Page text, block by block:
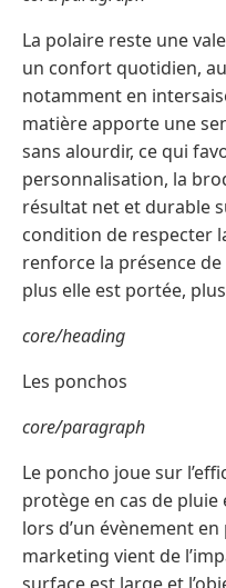
La polaire reste une
un confort quotidien,
notamment en
matière apporte une
sans alourdir, ce qui
personnalisation, la
résultat net et durable
condition de respecter
renforce la présence
plus elle est portée,
core/heading
Les ponchos
core/paragraph
Le poncho joue sur
protège en cas de
lors d’un évènement
marketing vient de